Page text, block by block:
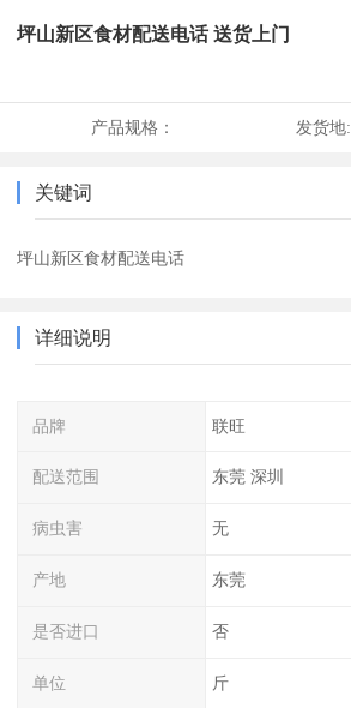
坪山新区食材配送电话 送货上门
产品规格： 发货地:
关键词
坪山新区食材配送电话
详细说明
品牌 联旺
配送范围 东莞 深圳
病虫害 无
产地 东莞
是否进口 否
单位 斤